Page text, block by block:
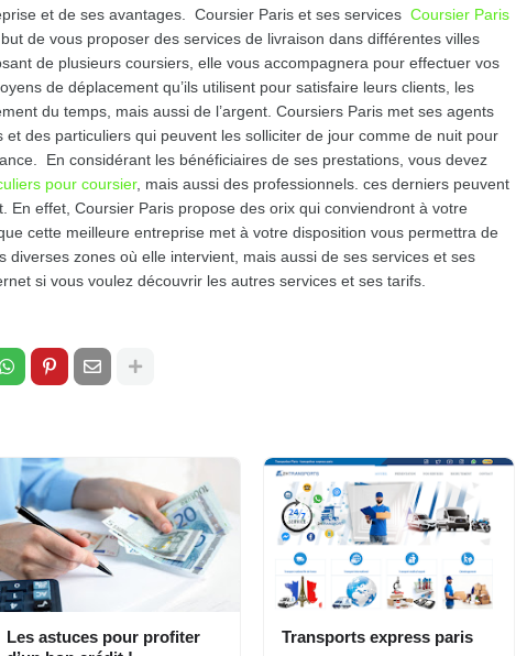
et de ses avantages. Coursier Paris et ses services Coursier Paris
de vous proposer des services de livraison dans différentes villes
de plusieurs coursiers, elle vous accompagnera pour effectuer vos
de déplacement qu’ils utilisent pour satisfaire leurs clients, les
du temps, mais aussi de l’argent. Coursiers Paris met ses agents
des particuliers qui peuvent les solliciter de jour comme de nuit pour
En considérant les bénéficiaires de ses prestations, vous devez
pour coursier, mais aussi des professionnels. ces derniers peuvent
En effet, Coursier Paris propose des orix qui conviendront à votre
cette meilleure entreprise met à votre disposition vous permettra de
diverses zones où elle intervient, mais aussi de ses services et ses
si vous voulez découvrir les autres services et ses tarifs.
Les astuces pour profiter
Transports express paris